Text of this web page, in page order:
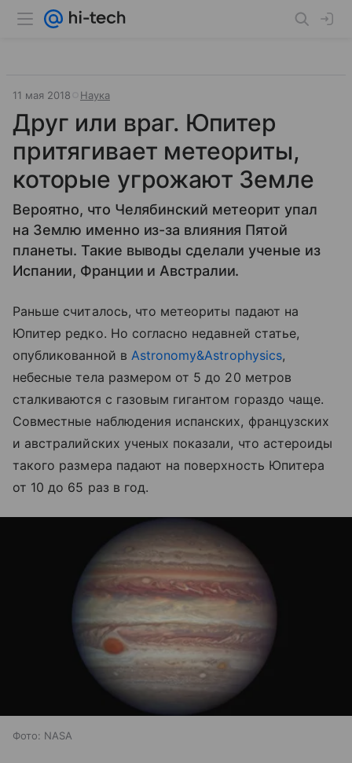
11 мая 2018 Наука
Друг или враг. Юпитер
притягивает метеориты,
которые угрожают Земле
Вероятно, что Челябинский метеорит упал
на Землю именно из-за влияния Пятой
планеты. Такие выводы сделали ученые из
Испании, Франции и Австралии.
Раньше считалось, что метеориты падают на
Юпитер редко. Но согласно недавней статье,
опубликованной в Astronomy&Astrophysics,
небесные тела размером от 5 до 20 метров
сталкиваются с газовым гигантом гораздо чаще.
Совместные наблюдения испанских, французских
и австралийских ученых показали, что астероиды
такого размера падают на поверхность Юпитера
от 10 до 65 раз в год.
Фото: NASA